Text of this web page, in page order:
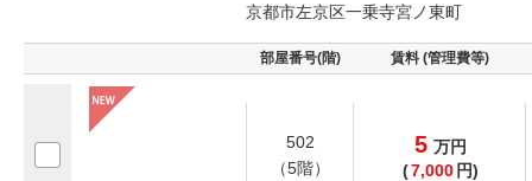
京都市左京区一乗寺宮ノ東町
部屋番号(階) 賃料 (管理費等)
502
（5階）
5 万円
(7,000 円)